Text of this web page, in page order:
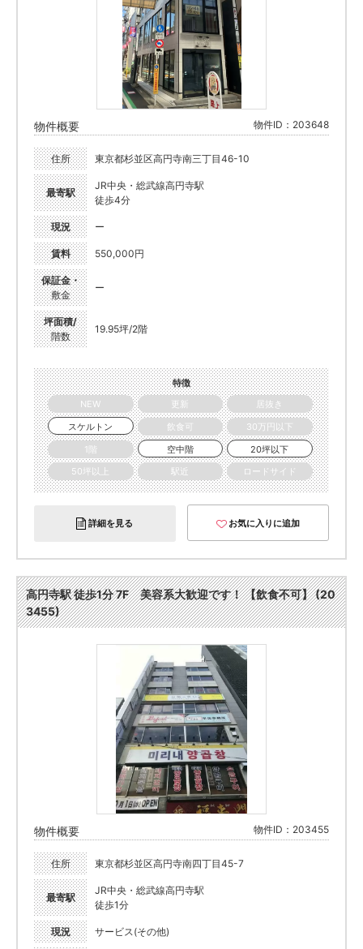
物件概要 物件ID：203648
住所 東京都杉並区高円寺南三丁目46-10
最寄駅
JR中央・総武線高円寺駅
徒歩4分
現況 ー
賃料 550,000円
保証金・
敷金
ー
坪面積/
階数
19.95坪/2階
特徴
NEW
更新
居抜き
スケルトン
飲食可
30万円以下
1階
空中階
20坪以下
50坪以上
駅近 ロードサイド
詳細を見る お気に入りに追加
高円寺駅 徒歩1分 7F 美容系大歓迎です！ 【飲食不可】 (20
3455)
物件概要 物件ID：203455
住所 東京都杉並区高円寺南四丁目45-7
最寄駅
JR中央・総武線高円寺駅
徒歩1分
現況 サービス(その他)